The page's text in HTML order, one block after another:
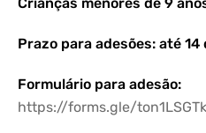
Prazo para adesões: até 14
Formulário para adesão:
https://forms.gle/